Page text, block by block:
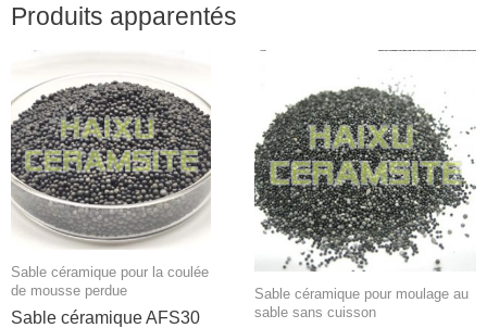
Produits apparentés
Sable céramique pour la coulée
de mousse perdue
Sable céramique AFS30
Sable céramique pour moulage au
sable sans cuisson